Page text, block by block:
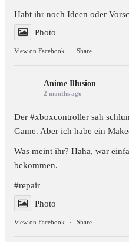
Habt ihr noch Ideen oder
Photo
View on Facebook · Share
Anime Illusion
2 months ago
Der #xboxcontroller sah
Game. Aber ich habe ein
Was meint ihr? Haha, war
bekommen.
#repair
Photo
View on Facebook · Share